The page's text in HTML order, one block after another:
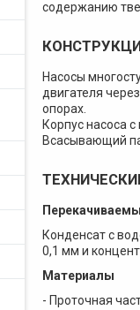
содержанию
Насосы
двигателя
опорах.
Корпус насоса
Всасывающий
Конденсат с
0,1 мм и
Материалы
- Проточная